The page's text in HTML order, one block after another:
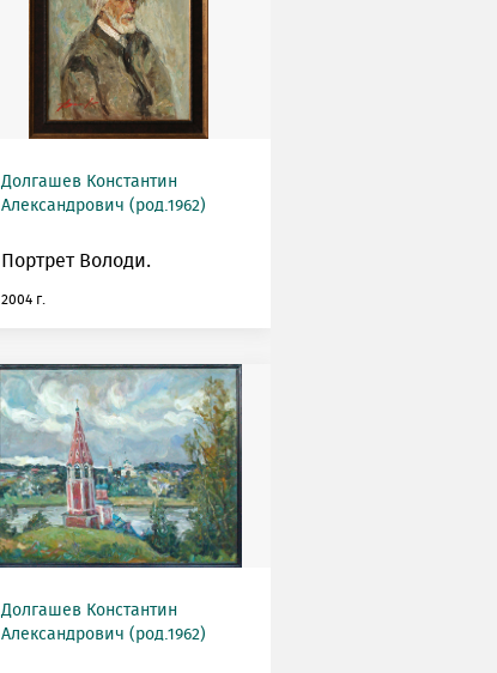
Долгашев Константин
Александрович (род.1962)
Портрет Володи.
2004 г.
Долгашев Константин
Александрович (род.1962)